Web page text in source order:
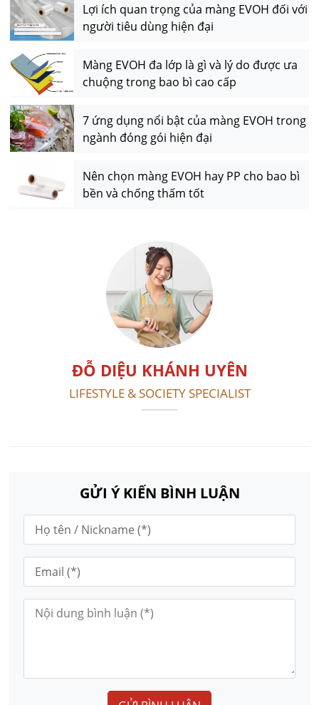
Lợi ích quan trọng của màng EVOH đối với
người tiêu dùng hiện đại
Màng EVOH đa lớp là gì và lý do được ưa
chuộng trong bao bì cao cấp
7 ứng dụng nổi bật của màng EVOH trong
ngành đóng gói hiện đại
Nên chọn màng EVOH hay PP cho bao bì
bền và chống thấm tốt
ĐỖ DIỆU KHÁNH UYÊN
LIFESTYLE & SOCIETY SPECIALIST
GỬI Ý KIẾN BÌNH LUẬN